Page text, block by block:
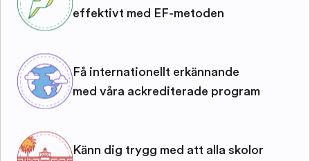
effektivt med EF-metoden
Få internationellt erkännande
med våra ackrediterade program
Känn dig trygg med att alla skolor